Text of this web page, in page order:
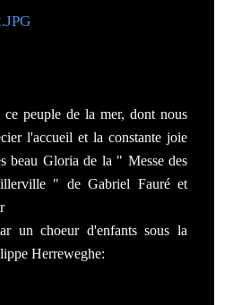
ce peuple de la mer, dont nous
l'accueil et la constante joie
beau Gloria de la " Messe des
" de Gabriel Fauré et
un choeur d'enfants sous la
Herreweghe: